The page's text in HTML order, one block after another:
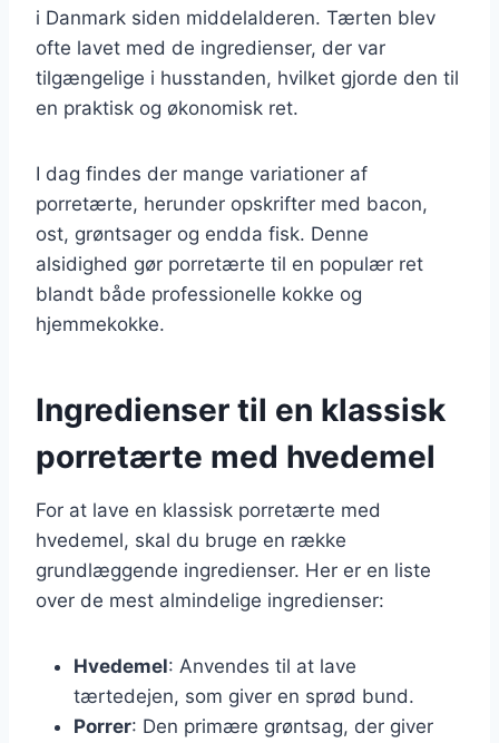
i Danmark siden middelalderen. Tærten blev
ofte lavet med de ingredienser, der var
tilgængelige i husstanden, hvilket gjorde den til
en praktisk og økonomisk ret.
I dag findes der mange variationer af
porretærte, herunder opskrifter med bacon,
ost, grøntsager og endda fisk. Denne
alsidighed gør porretærte til en populær ret
blandt både professionelle kokke og
hjemmekokke.
Ingredienser til en klassisk
porretærte med hvedemel
For at lave en klassisk porretærte med
hvedemel, skal du bruge en række
grundlæggende ingredienser. Her er en liste
over de mest almindelige ingredienser:
Hvedemel: Anvendes til at lave
tærtedejen, som giver en sprød bund.
Porrer: Den primære grøntsag, der giver